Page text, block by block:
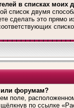
в списках моих
список двумя
сделать это прямо
или форумам?
поле,
по ссылке